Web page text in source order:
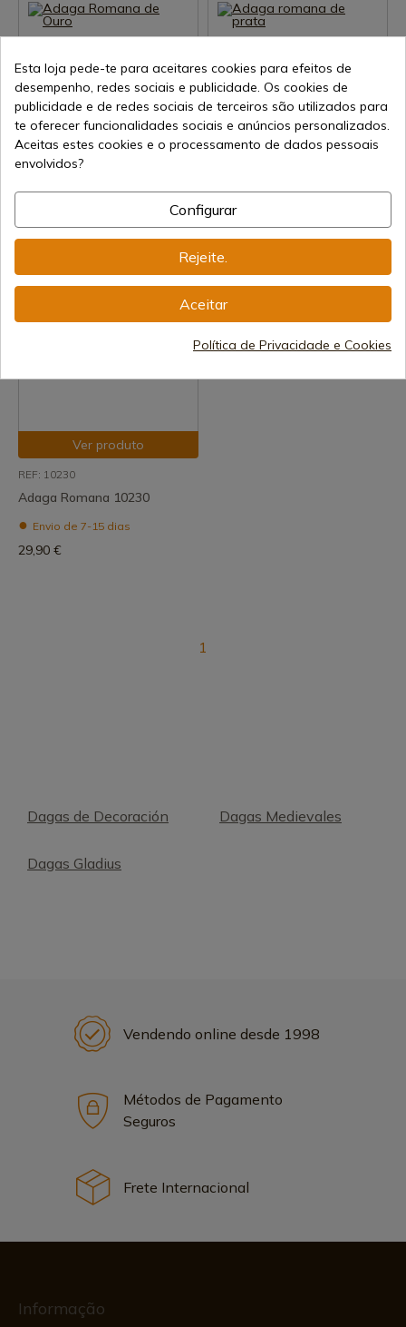
Ver produto
121,00 €
Ver produto
Adaga romana de prata
90,00 €
Ver produto
REF: 10230
Adaga Romana 10230
Envio de 7-15 dias
29,90 €
1
Dagas de Decoración Dagas Medievales
Dagas Gladius
Vendendo online desde 1998
Métodos de Pagamento
Seguros
Frete Internacional
Informação
Esta loja pede-te para aceitares cookies para efeitos de
desempenho, redes sociais e publicidade. Os cookies de
publicidade e de redes sociais de terceiros são utilizados para
te oferecer funcionalidades sociais e anúncios personalizados.
Aceitas estes cookies e o processamento de dados pessoais
envolvidos?
Configurar
Rejeite.
Aceitar
Política de Privacidade e Cookies